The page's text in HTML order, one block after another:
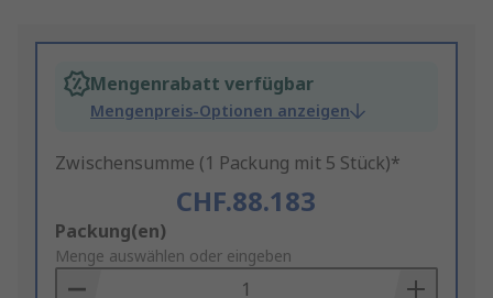
Mengenrabatt verfügbar
Mengenpreis-Optionen anzeigen
Zwischensumme (1 Packung mit 5 Stück)*
CHF.88.183
Add
to
Basket
Packung(en)
Menge auswählen oder eingeben